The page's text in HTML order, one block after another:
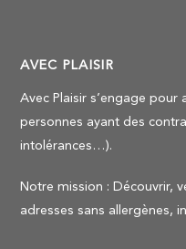
AVEC PLAISIR
Avec Plaisir s’engage
personnes ayant des
intolérances…).
Notre mission : Découvrir,
adresses sans allergènes,